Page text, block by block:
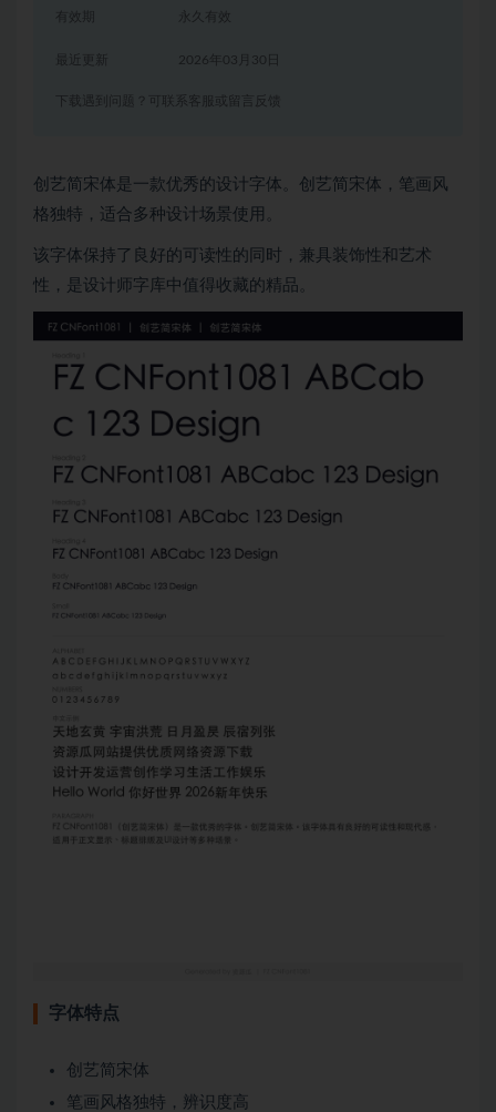
有效期 永久有效
2026年03月30日
下载遇到问题？可联系客服或留言反馈
创艺简宋体是一款优秀的设计字体。创艺简宋体，笔画风
格独特，适合多种设计场景使用。
该字体保持了良好的可读性的同时，兼具装饰性和艺术
性，是设计师字库中值得收藏的精品。
字体特点
创艺简宋体
笔画风格独特，辨识度高